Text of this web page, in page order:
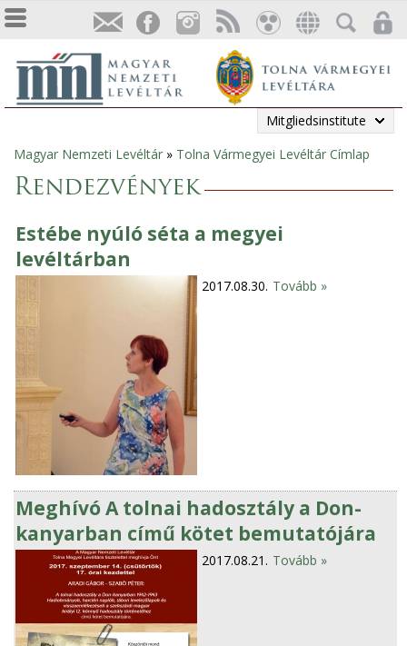
Mitgliedsinstitute
Sie
sind
hier
Magyar Nemzeti Levéltár » Tolna Vármegyei Levéltár Címlap
Rendezvények
Estébe nyúló séta a megyei
levéltárban
2017.08.30. Tovább »
Meghívó A tolnai hadosztály a Don-
kanyarban című kötet bemutatójára
2017.08.21. Tovább »